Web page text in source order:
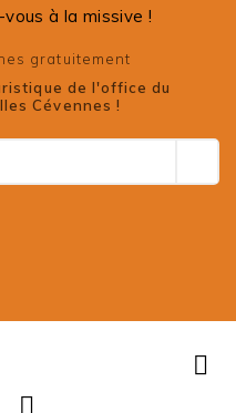
à la missive !
gratuitement
de l'office du
Cévennes !

